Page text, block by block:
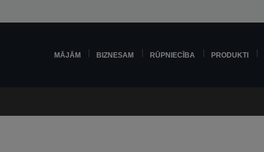
MĀJĀM BIZNESAM RŪPNIECĪBA PRODUKTI